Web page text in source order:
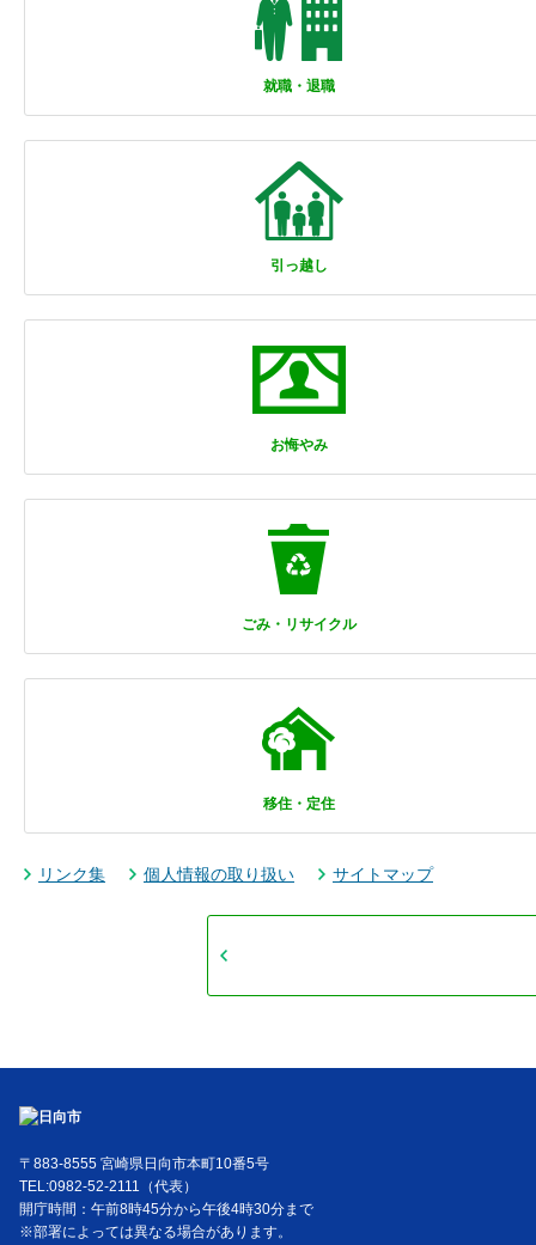
就職・退職
引っ越し
お悔やみ
ごみ・リサイクル
移住・定住
リンク集 個人情報の取り扱い サイトマップ
〒883-8555 宮崎県日向市本町10番5号
TEL:0982-52-2111（代表）
開庁時間：午前8時45分から午後4時30分まで
※部署によっては異なる場合があります。